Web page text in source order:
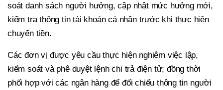
soát danh sách người hưởng, cập nhật mức hưởng mới,
kiểm tra thông tin tài khoản cá nhân trước khi thực hiện
chuyển tiền.
Các đơn vị được yêu cầu thực hiện nghiêm việc lập,
kiểm soát và phê duyệt lệnh chi trả điện tử; đồng thời
phối hợp với các ngân hàng để đối chiếu thông tin người